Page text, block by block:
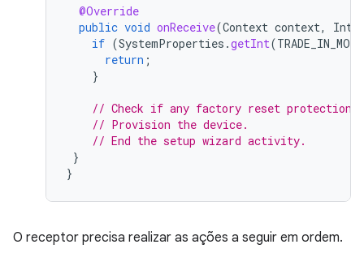
@Override
public void onReceive(Context context,
if (SystemProperties .getInt(
return ;
}
// Check if any factory reset protection
// Provision the device.
// End the setup wizard activity.
}
}
O receptor precisa realizar as ações a seguir em ordem.